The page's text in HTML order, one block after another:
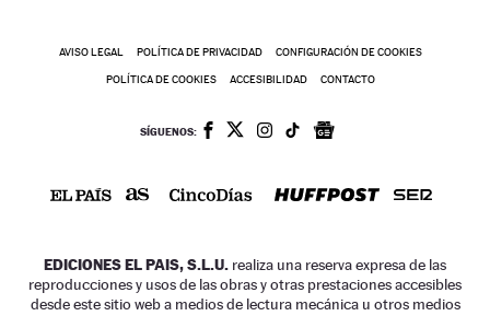
AVISO LEGAL POLÍTICA DE PRIVACIDAD CONFIGURACIÓN DE COOKIES
POLÍTICA DE COOKIES ACCESIBILIDAD CONTACTO
SÍGUENOS:
EDICIONES EL PAIS, S.L.U. realiza una reserva expresa de las
reproducciones y usos de las obras y otras prestaciones accesibles
desde este sitio web a medios de lectura mecánica u otros medios